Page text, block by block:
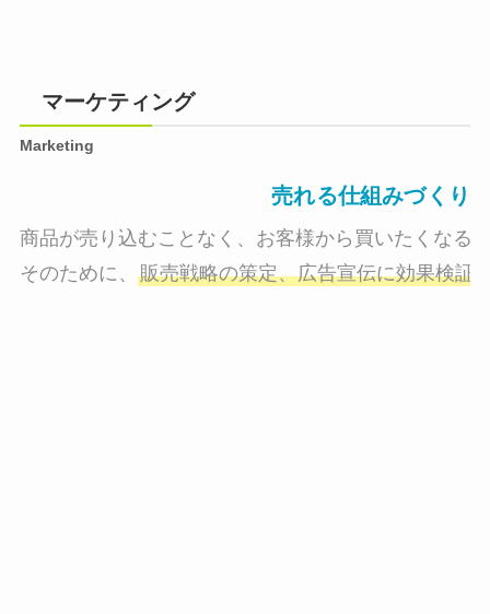
マーケティング
Marketing
売れる仕組みづくり
商品が売り込むことなく、お客様から買いたくなる
そのために、 販売戦略の策定、広告宣伝に効果検証